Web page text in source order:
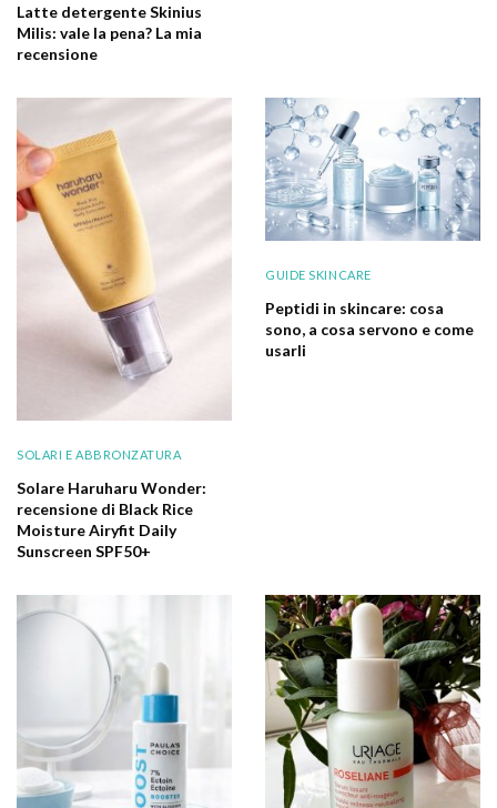
Latte detergente Skinius
Milis: vale la pena? La mia
recensione
SOLARI E ABBRONZATURA
Solare Haruharu Wonder:
recensione di Black Rice
Moisture Airyfit Daily
Sunscreen SPF50+
GUIDE SKINCARE
Peptidi in skincare: cosa
sono, a cosa servono e come
usarli